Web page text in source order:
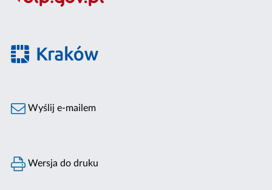
Wyślij e-mailem
Wersja do druku